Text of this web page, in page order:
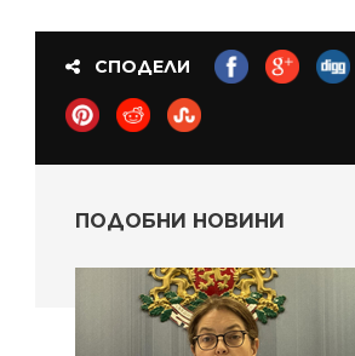
СПОДЕЛИ
ПОДОБНИ НОВИНИ